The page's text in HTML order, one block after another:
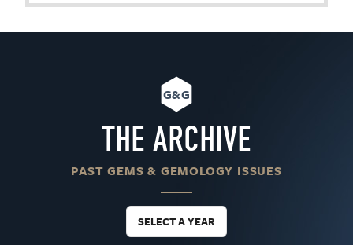
G&G
THE ARCHIVE
PAST GEMS & GEMOLOGY ISSUES
SELECT A YEAR